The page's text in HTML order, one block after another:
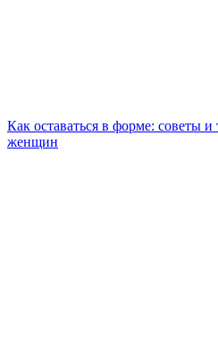
Как оставаться в форме: советы
женщин